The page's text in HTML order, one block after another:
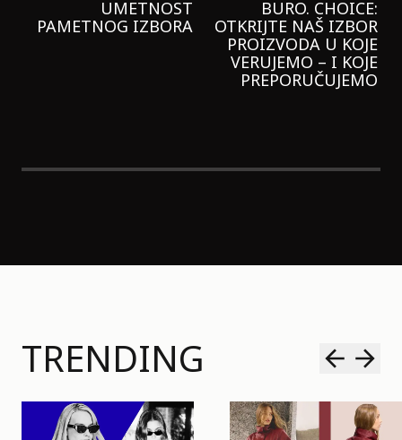
GARNIER KREMU I
NIKADA NIŠTA
LAGANIJE NISAM
KORISTILA
TRENDING